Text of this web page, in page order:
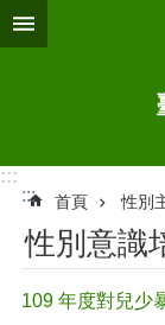
跳到主要內容區塊
:::
:::
首頁 性別
性別意識
109 年度對兒少